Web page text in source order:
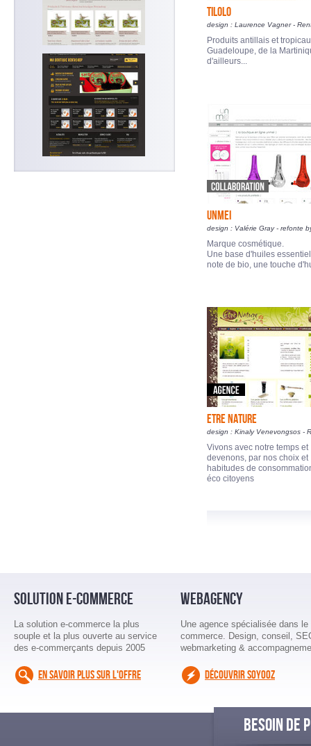
TILOLO
design : Laurence Vagner -
Produits antillais et
Guadeloupe, de la
d'ailleurs...
UNMEI
design : Valérie Gray - refonte
Marque cosmétique.
Une base d'huiles
note de bio, une touche
ETRE NATURE
design : Kinaly Venevongsos -
Vivons avec notre temps et
devenons, par nos choix et
habitudes de
éco citoyens
SOLUTION E-COMMERCE
La solution e-commerce la plus
souple et la plus ouverte au service
des e-commerçants depuis 2005
EN SAVOIR PLUS SUR L'OFFRE
WEBAGENCY
Une agence spécialisée dans le
commerce. Design, conseil,
webmarketing &
DÉCOUVRIR SOYOOZ
BESOIN DE